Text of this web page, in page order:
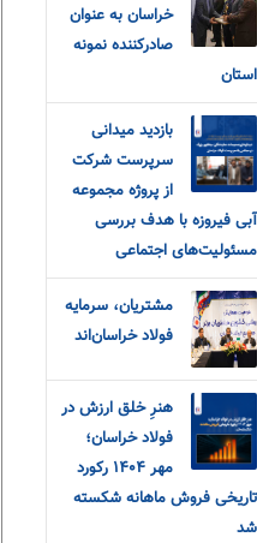
خراسان به عنوان
صادرکننده نمونه
استان
بازدید میدانی
سرپرست شرکت
از پروژه مجموعه
آبی فیروزه با هدف بررسی
مسئولیت‌های اجتماعی
مشتریان، سرمایه
فولاد خراسان‌اند
هنرِ خلق ارزش در
فولاد خراسان؛
مهر ۱۴۰۴ رکورد
تاریخی فروش ماهانه شکسته
شد